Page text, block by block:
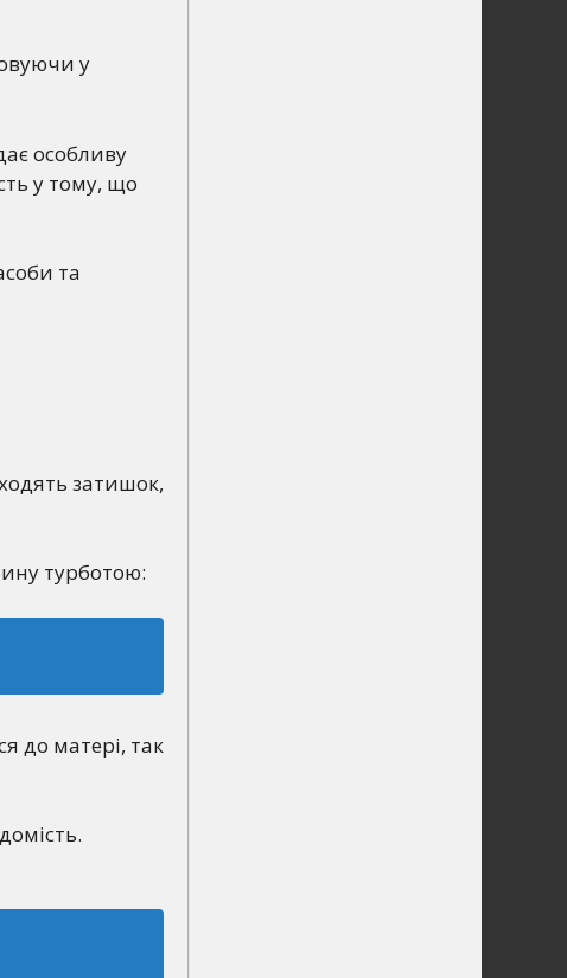
у
особливу
у тому, що
та
затишок,
турботою:
до матері, так